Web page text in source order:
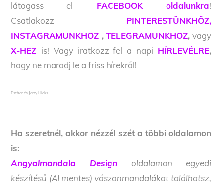
látogass el
FACEBOOK oldalunkra!
Csatlakozz PINTERESTÜNKHÖZ,
INSTAGRAMUNKHOZ , TELEGRAMUNKHOZ, vagy
X-HEZ is! Vagy iratkozz fel a napi HÍRLEVÉLRE,
hogy ne maradj le a friss hírekről!
Esther és Jerry Hicks
Ha szeretnél, akkor nézzél szét a többi oldalamon
is:
Angyalmandala Design oldalamon egyedi
készítésű (AI mentes) vászonmandalákat találhatsz,